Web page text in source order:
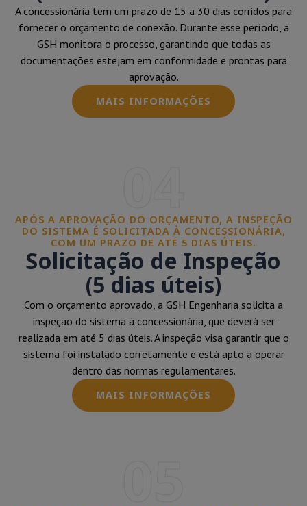
A concessionária tem um prazo de 15 a 30 dias corridos para
fornecer o orçamento de conexão. Durante esse período, a
GSH monitora o processo, garantindo que todas as
documentações estejam em conformidade e prontas para
aprovação.
MAIS INFORMAÇÕES
APÓS A APROVAÇÃO DO ORÇAMENTO, A INSPEÇÃO
DO SISTEMA É SOLICITADA À CONCESSIONÁRIA,
COM UM PRAZO DE ATÉ 5 DIAS ÚTEIS.
Solicitação de Inspeção
(5 dias úteis)
Com o orçamento aprovado, a GSH Engenharia solicita a
inspeção do sistema à concessionária, que deverá ser
realizada em até 5 dias úteis. A inspeção visa garantir que o
sistema foi instalado corretamente e está apto a operar
dentro das normas regulamentares.
MAIS INFORMAÇÕES